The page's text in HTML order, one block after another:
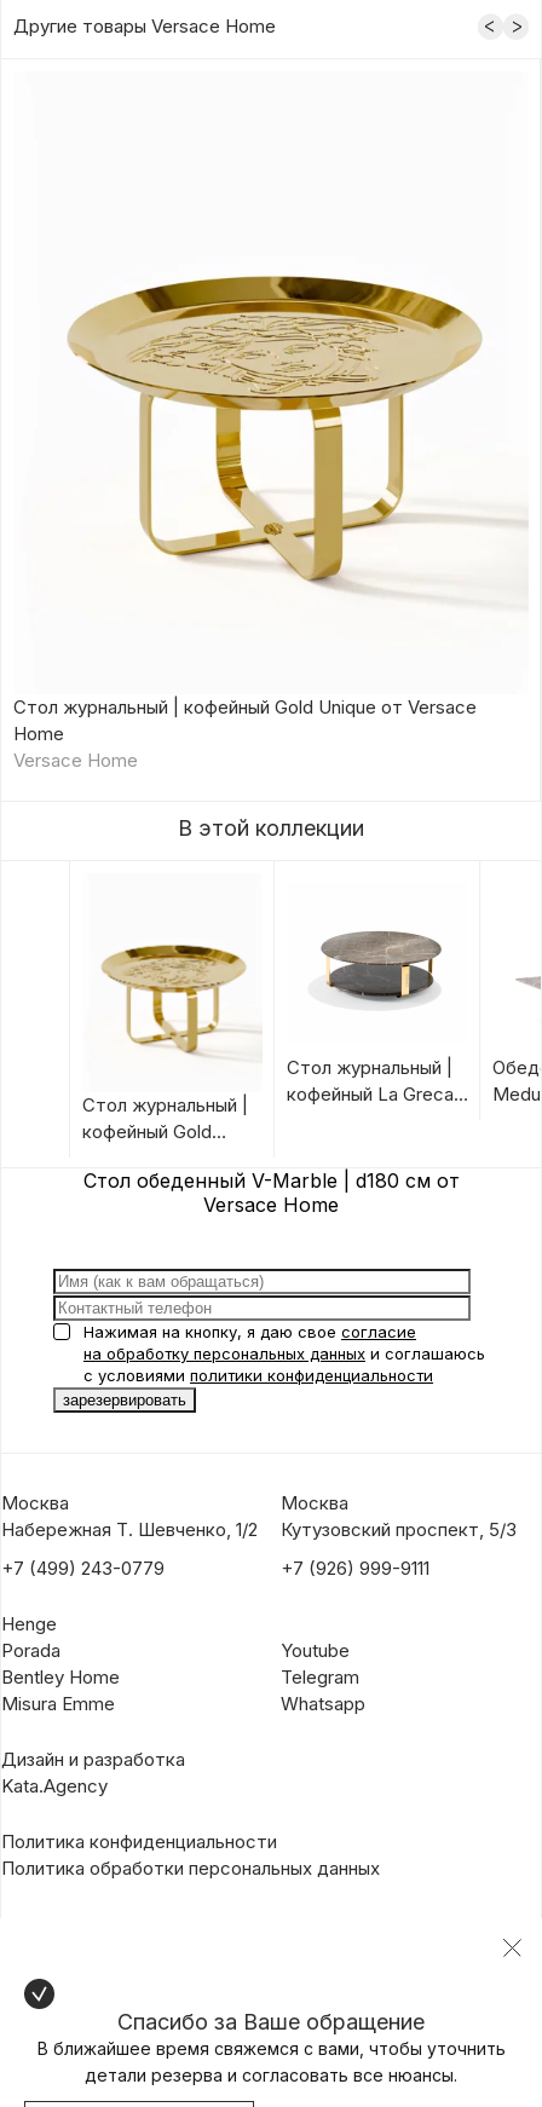
Другие товары Versace Home
Стол журнальный | кофейный Gold Unique от Versace
Home
Versace Home
В этой коллекции
Стол журнальный |
кофейный Gold
Home
Стол журнальный |
кофейный La Greca
Стол обеденный V-Marble | d180 см от
Versace Home
Нажимая на кнопку, я даю свое согласие
на обработку персональных данных и соглашаюсь
с условиями политики конфиденциальности
Москва
Набережная Т. Шевченко, 1/2
+7 (499) 243-0779
Москва
Кутузовский проспект, 5/3
+7 (926) 999-9111
Henge
Porada
Bentley Home
Misura Emme
Youtube
Telegram
Whatsapp
Дизайн и разработка
Kata.Agency
Политика конфиденциальности
Политика обработки персональных данных
Спасибо за Ваше обращение
В ближайшее время свяжемся с вами, чтобы уточнить
детали резерва и согласовать все нюансы.